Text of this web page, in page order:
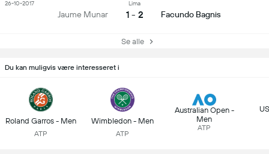
Jaume Munar
Lima
1 - 2 Facundo Bagnis
26-10-2017
Se alle
Du kan muligvis være interesseret i
Roland Garros - Men
ATP
Wimbledon - Men
ATP
Australian Open -
Men
ATP